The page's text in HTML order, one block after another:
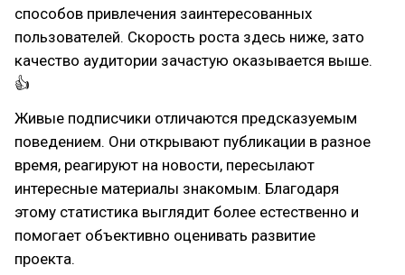
способов привлечения заинтересованных
пользователей. Скорость роста здесь ниже, зато
качество аудитории зачастую оказывается выше.
👍
Живые подписчики отличаются предсказуемым
поведением. Они открывают публикации в разное
время, реагируют на новости, пересылают
интересные материалы знакомым. Благодаря
этому статистика выглядит более естественно и
помогает объективно оценивать развитие
проекта.